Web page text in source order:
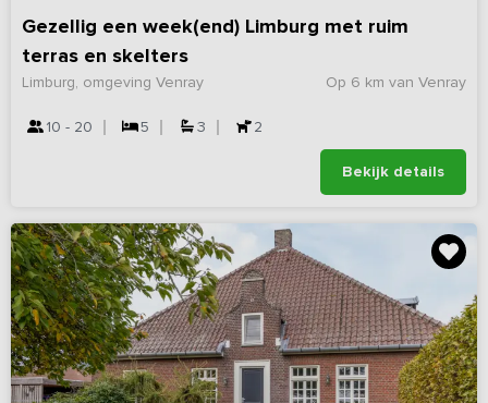
Gezellig een week(end) Limburg met ruim
terras en skelters
Op 6 km van Venray
Limburg, omgeving Venray
10 - 20 5 3 2
Bekijk details